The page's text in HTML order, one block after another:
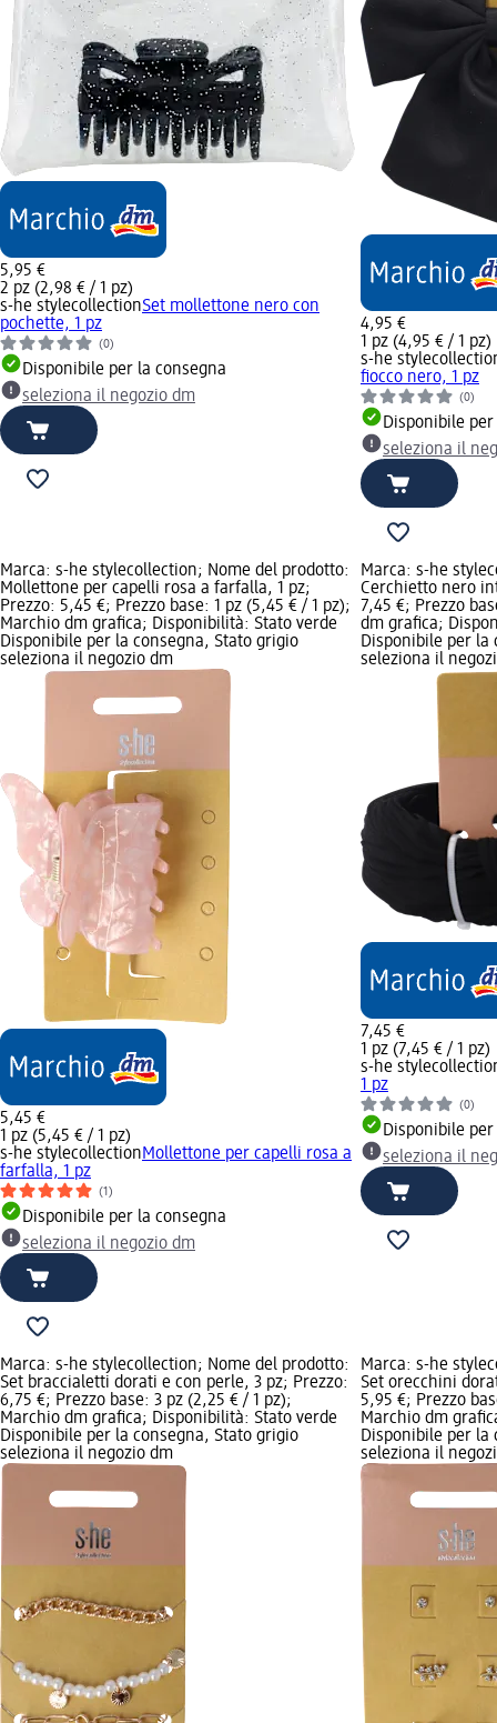
5,95 €
2 pz (2,98 € / 1 pz)
s-he stylecollectionSet mollettone nero con
pochette, 1 pz
(0)
Disponibile per la consegna
seleziona il negozio dm
4,95 €
1 pz (4,95 € / 1 pz)
s-he
fiocco nero, 1 pz
(0)
Disponibile
seleziona il
Marca: s-he stylecollection; Nome del prodotto:
Mollettone per capelli rosa a farfalla, 1 pz;
Prezzo: 5,45 €; Prezzo base: 1 pz (5,45 € / 1 pz);
Marchio dm grafica; Disponibilità: Stato verde
Disponibile per la consegna, Stato grigio
seleziona il negozio dm
5,45 €
1 pz (5,45 € / 1 pz)
s-he stylecollectionMollettone per capelli rosa a
farfalla, 1 pz
(1)
Disponibile per la consegna
seleziona il negozio dm
Marca: s-he
Cerchietto nero
7,45 €; Prezzo
dm grafica;
Disponibile per la
seleziona il
7,45 €
1 pz (7,45 € / 1 pz)
s-he
1 pz
(0)
Disponibile
seleziona il
Marca: s-he stylecollection; Nome del prodotto:
Set braccialetti dorati e con perle, 3 pz; Prezzo:
6,75 €; Prezzo base: 3 pz (2,25 € / 1 pz);
Marchio dm grafica; Disponibilità: Stato verde
Disponibile per la consegna, Stato grigio
seleziona il negozio dm
Marca: s-he
Set orecchini
5,95 €; Prezzo
Marchio dm
Disponibile per la
seleziona il